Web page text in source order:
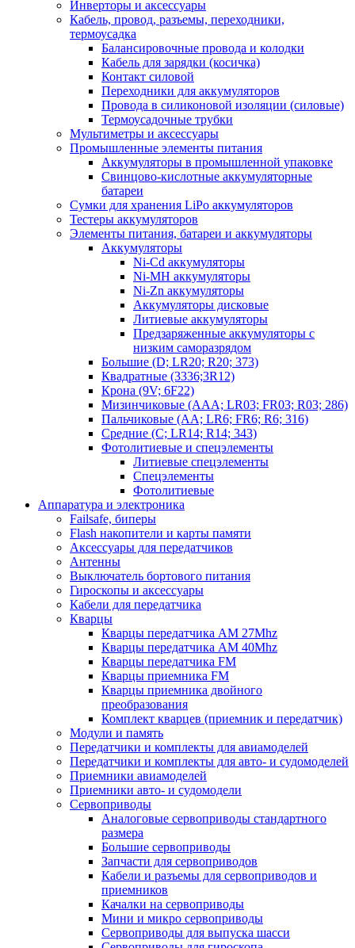
Инверторы и аксессуары
Кабель, провод, разъемы, переходники,
термоусадка
Балансировочные провода и колодки
Кабель для зарядки (косичка)
Контакт силовой
Переходники для аккумуляторов
Провода в силиконовой изоляции (силовые)
Термоусадочные трубки
Мультиметры и аксессуары
Промышленные элементы питания
Аккумуляторы в промышленной упаковке
Свинцово-кислотные аккумуляторные
батареи
Сумки для хранения LiPo аккумуляторов
Тестеры аккумуляторов
Элементы питания, батареи и аккумуляторы
Аккумуляторы
Ni-Cd аккумуляторы
Ni-MH аккумуляторы
Ni-Zn аккумуляторы
Аккумуляторы дисковые
Литиевые аккумуляторы
Предзаряженные аккумуляторы с
низким саморазрядом
Большие (D; LR20; R20; 373)
Квадратные (3336;3R12)
Крона (9V; 6F22)
Мизинчиковые (AAA; LR03; FR03; R03; 286)
Пальчиковые (AA; LR6; FR6; R6; 316)
Средние (C; LR14; R14; 343)
Фотолитиевые и спецэлементы
Литиевые спецэлементы
Спецэлементы
Фотолитиевые
Аппаратура и электроника
Failsafe, биперы
Flash накопители и карты памяти
Аксессуары для передатчиков
Антенны
Выключатель бортового питания
Гироскопы и аксессуары
Кабели для передатчика
Кварцы
Кварцы передатчика AM 27Mhz
Кварцы передатчика AM 40Mhz
Кварцы передатчика FM
Кварцы приемника FM
Кварцы приемника двойного
преобразования
Комплект кварцев (приемник и передатчик)
Модули и память
Передатчики и комплекты для авиамоделей
Передатчики и комплекты для авто- и судомоделей
Приемники авиамоделей
Приемники авто- и судомодели
Сервоприводы
Аналоговые сервоприводы стандартного
размера
Большие сервоприводы
Запчасти для сервоприводов
Кабели и разъемы для сервоприводов и
приемников
Качалки на сервоприводы
Мини и микро сервоприводы
Сервоприводы для выпуска шасси